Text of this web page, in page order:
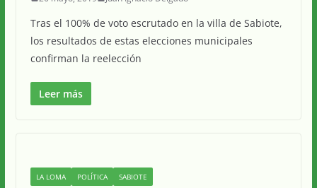
Tras el 100% de voto escrutado en la villa de Sabiote,
los resultados de estas elecciones municipales
confirman la reelección
Leer más
LA LOMA POLÍTICA SABIOTE